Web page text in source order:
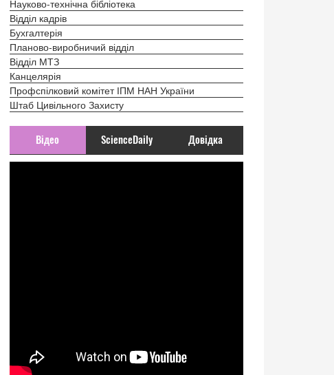
Науково-технічна бібліотека
Відділ кадрів
Бухгалтерія
Планово-виробничий відділ
Відділ МТЗ
Канцелярія
Профспілковий комітет ІПМ НАН України
Штаб Цивільного Захисту
Відео ScienceDaily Довідка